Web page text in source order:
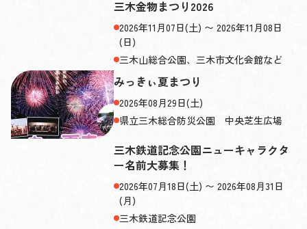
三木金物まつり2026
2026年11月07日(土) 〜 2026年11月08日
(日)
三木山総合公園、三木市文化会館など
みっきぃ夏まつり
2026年08月29日(土)
県立三木総合防災公園 中央芝生広場
三木鉄道記念公園ニューキャラクタ
ー名前大募集！
2026年07月18日(土) 〜 2026年08月31日
(月)
三木鉄道記念公園